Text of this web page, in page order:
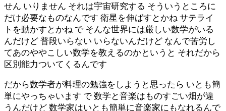
せん いりません それは宇宙研究する そういうところに
だけ必要なものなんです 衛星を伸ばすとかね サテライ
トを動かすとかね で そんな世界には厳しい数学がいる
んだけど 普段いらない いらないんだけど なんで苦労し
てあのややこしい数学を教えるのかというと それだから
区別能力ついてくるんです
だから数学者が料理の勉強をしようと思ったら いとも簡
単にやっちゃいます で 数学と音楽はものすごい畑が違
うんだけど 数学家はいとも簡単に音楽家にもなれるんで